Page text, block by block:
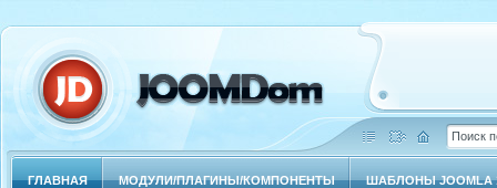
ГЛАВНАЯ МОДУЛИ/ПЛАГИНЫ/КОМПОНЕНТЫ ШАБЛОНЫ JOOMLA